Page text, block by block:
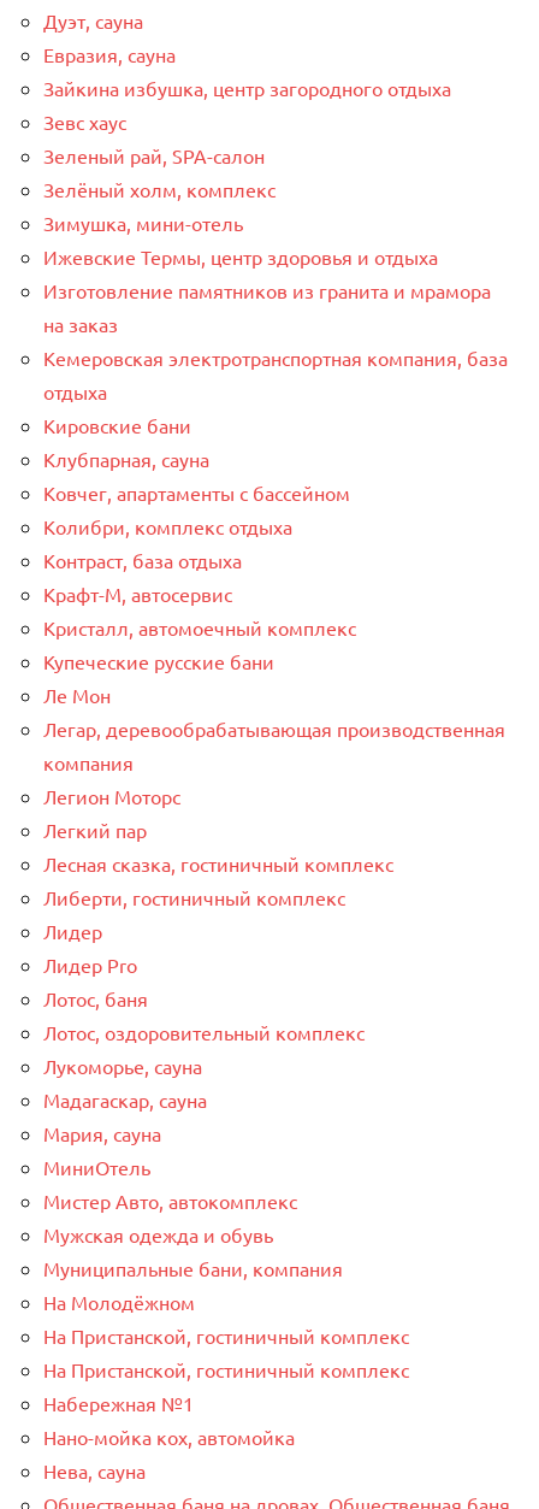
Дуэт, сауна
Евразия, сауна
Зайкина избушка, центр загородного отдыха
Зевс хаус
Зеленый рай, SPA-салон
Зелёный холм, комплекс
Зимушка, мини-отель
Ижевские Термы, центр здоровья и отдыха
Изготовление памятников из гранита и мрамора
на заказ
Кемеровская электротранспортная компания, база
отдыха
Кировские бани
Клубпарная, сауна
Ковчег, апартаменты с бассейном
Колибри, комплекс отдыха
Контраст, база отдыха
Крафт-М, автосервис
Кристалл, автомоечный комплекс
Купеческие русские бани
Ле Мон
Легар, деревообрабатывающая производственная
компания
Легион Моторс
Легкий пар
Лесная сказка, гостиничный комплекс
Либерти, гостиничный комплекс
Лидер
Лидер Pro
Лотос, баня
Лотос, оздоровительный комплекс
Лукоморье, сауна
Мадагаскар, сауна
Мария, сауна
МиниОтель
Мистер Авто, автокомплекс
Мужская одежда и обувь
Муниципальные бани, компания
На Молодёжном
На Пристанской, гостиничный комплекс
На Пристанской, гостиничный комплекс
Набережная №1
Нано-мойка кох, автомойка
Нева, сауна
Общественная баня на дровах, Общественная баня